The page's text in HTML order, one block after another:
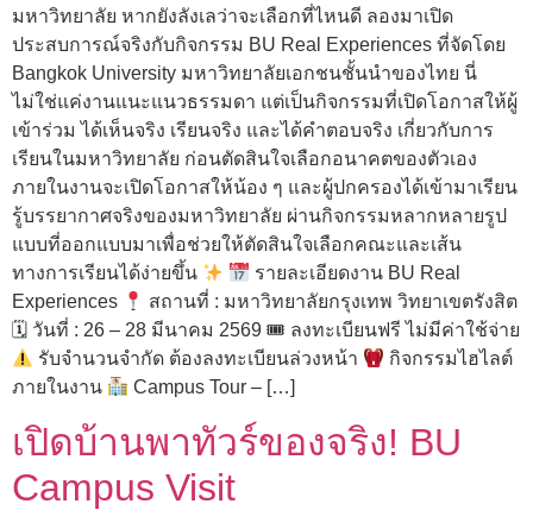
มหาวิทยาลัย หากยังลังเลว่าจะเลือกที่ไหนดี ลองมาเปิด
ประสบการณ์จริงกับกิจกรรม BU Real Experiences ที่จัดโดย
Bangkok University มหาวิทยาลัยเอกชนชั้นนำของไทย นี่
ไม่ใช่แค่งานแนะแนวธรรมดา แต่เป็นกิจกรรมที่เปิดโอกาสให้ผู้
เข้าร่วม ได้เห็นจริง เรียนจริง และได้คำตอบจริง เกี่ยวกับการ
เรียนในมหาวิทยาลัย ก่อนตัดสินใจเลือกอนาคตของตัวเอง
ภายในงานจะเปิดโอกาสให้น้อง ๆ และผู้ปกครองได้เข้ามาเรียน
รู้บรรยากาศจริงของมหาวิทยาลัย ผ่านกิจกรรมหลากหลายรูป
แบบที่ออกแบบมาเพื่อช่วยให้ตัดสินใจเลือกคณะและเส้น
ทางการเรียนได้ง่ายขึ้น
รายละเอียดงาน BU Real
Experiences
สถานที่ : มหาวิทยาลัยกรุงเทพ วิทยาเขตรังสิต
🗓 วันที่ : 26 – 28 มีนาคม 2569 🎟 ลงทะเบียนฟรี ไม่มีค่าใช้จ่าย
รับจำนวนจำกัด ต้องลงทะเบียนล่วงหน้า
กิจกรรมไฮไลต์
ภายในงาน
Campus Tour – […]
เปิดบ้านพาทัวร์ของจริง! BU
Campus Visit